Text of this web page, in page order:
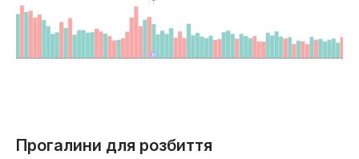
Прогалини для розбиття